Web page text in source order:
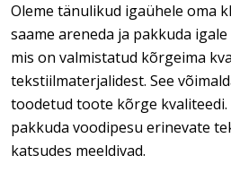
Oleme tänulikud igaühele oma
saame areneda ja pakkuda
mis on valmistatud kõrgeima
tekstiilmaterjalidest. See
toodetud toote kõrge
pakkuda voodipesu erinevate
katsudes meeldivad.